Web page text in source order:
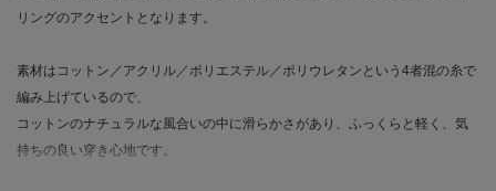
リングのアクセントとなります。
素材はコットン／アクリル／ポリエステル／ポリウレタンという4者混の糸で
編み上げているので、
コットンのナチュラルな風合いの中に滑らかさがあり、ふっくらと軽く、気
持ちの良い穿き心地です。